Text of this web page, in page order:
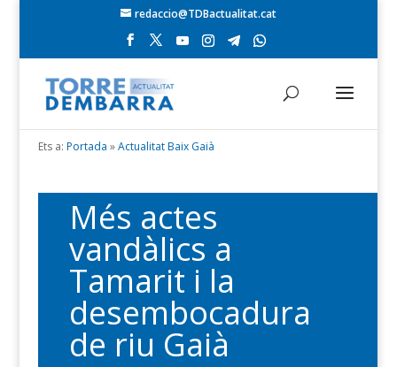
redaccio@TDBactualitat.cat
Ets a: Portada »Actualitat Baix Gaià
Més actes
vandàlics a
Tamarit i la
desembocadura
de riu Gaià